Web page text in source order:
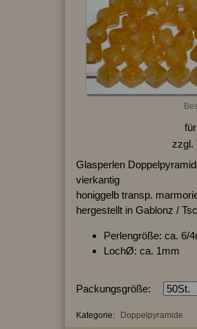
für
zzgl.
Glasperlen
vierkantig
honiggelb transp.
hergestellt in Gablonz /
Perlengröße: ca. 6/
LochØ: ca. 1mm
Packungsgröße:
Kategorie: Doppelpyramide